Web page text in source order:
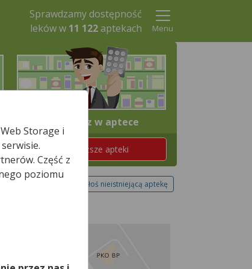
Sprawdzamy dostępność
leków w 11 122aptekach Menu
4. Odbierz w aptece
Znajdź teraz najbliższe apteki
Zgłoś nieistniejącą aptekę
Storage i
Część z
poziomu